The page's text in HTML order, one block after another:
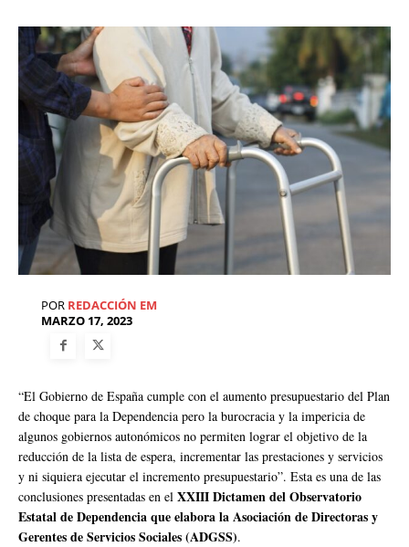
POR REDACCIÓN EM
MARZO 17, 2023
“El Gobierno de España cumple con el aumento presupuestario del Plan
de choque para la Dependencia pero la burocracia y la impericia de
algunos gobiernos autonómicos no permiten lograr el objetivo de la
reducción de la lista de espera, incrementar las prestaciones y servicios
y ni siquiera ejecutar el incremento presupuestario”. Esta es una de las
conclusiones presentadas en el XXIII Dictamen del Observatorio
Estatal de Dependencia que elabora la Asociación de Directoras y
Gerentes de Servicios Sociales (ADGSS).